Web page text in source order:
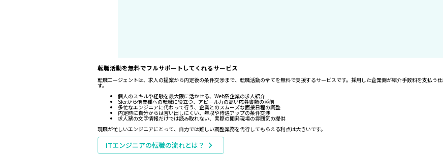
転職活動を無料でフルサポートしてくれるサービス
転職エージェントは、求人の提案から内定後の条件交渉まで、転職活動の全てを無料で支援するサービスです。採用した企業側が紹介手数料を支払う
す。
個人のスキルや経験を最大限に活かせる、Web系企業の求人紹介
SIerから他業種への転職に役立つ、アピール力の高い応募書類の添削
多忙なエンジニアに代わって行う、企業とのスムーズな面接日程の調整
内定時に自分からは言い出しにくい、年収や待遇アップの条件交渉
求人票の文字情報だけでは読み取れない、実際の開発現場の雰囲気の提供
現職が忙しいエンジニアにとって、自力では難しい調整業務を代行してもらえる利点は大きいです。
ITエンジニアの転職の流れとは？